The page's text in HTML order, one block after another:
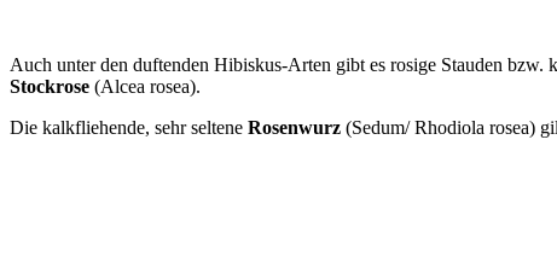
Auch unter den duftenden Hibiskus-Arten gibt es rosige Stauden
Stockrose (Alcea rosea).
Die kalkfliehende, sehr seltene Rosenwurz (Sedum/ Rhodiola rosea)